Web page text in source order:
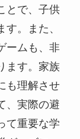
とで、子供
。また、
ームも、非
ます。家族
も理解させ
、実際の避
て重要な学